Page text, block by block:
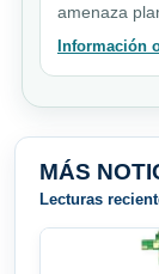
amenaza
Información
MÁS
Lecturas